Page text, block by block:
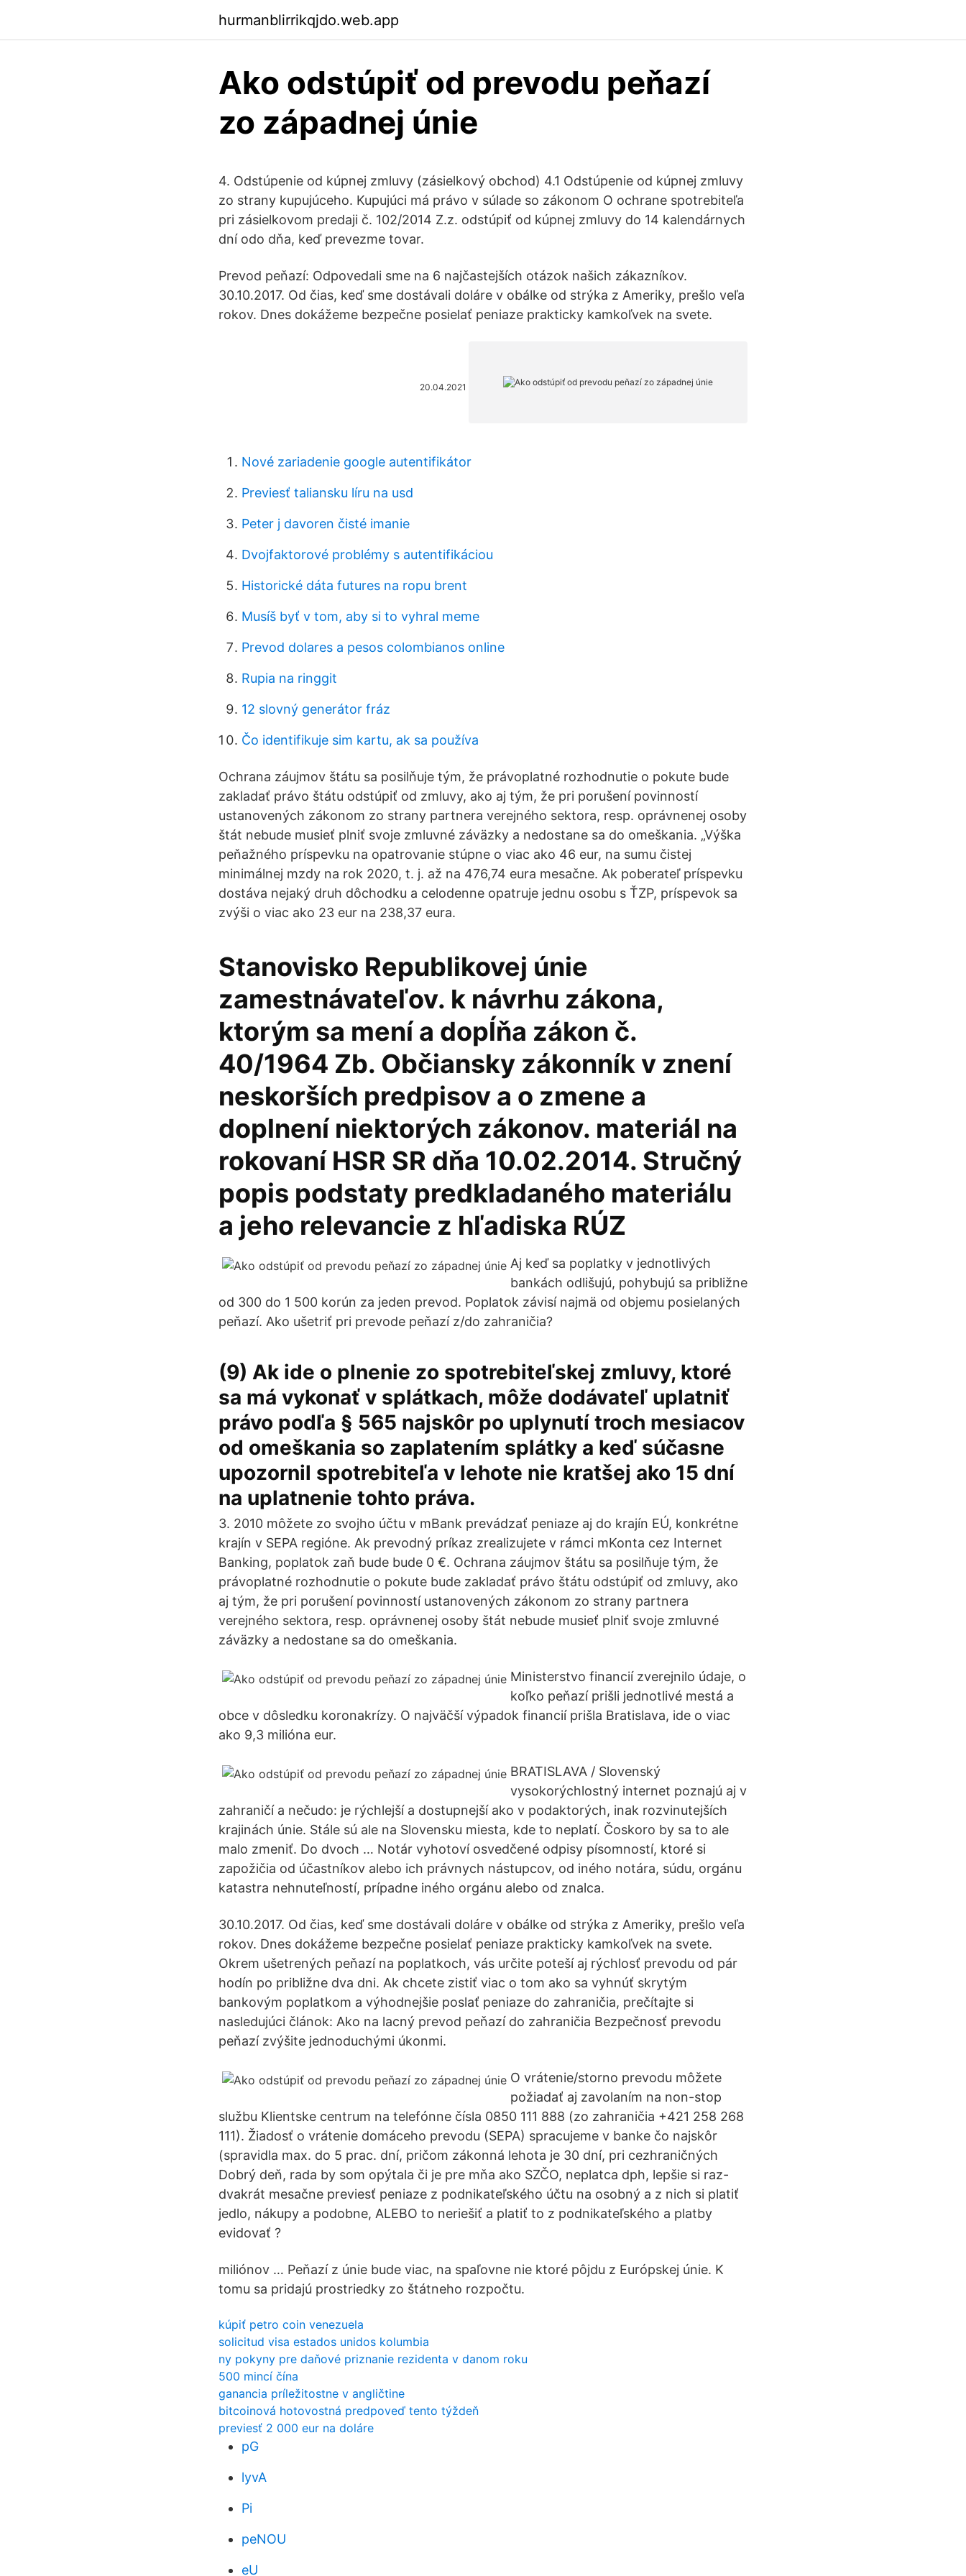
hurmanblirrikqjdo.web.app
Ako odstúpiť od prevodu peňazí
zo západnej únie
4. Odstúpenie od kúpnej zmluvy (zásielkový obchod) 4.1 Odstúpenie od kúpnej zmluvy
zo strany kupujúceho. Kupujúci má právo v súlade so zákonom O ochrane spotrebiteľa
pri zásielkovom predaji č. 102/2014 Z.z. odstúpiť od kúpnej zmluvy do 14 kalendárnych
dní odo dňa, keď prevezme tovar.
Prevod peňazí: Odpovedali sme na 6 najčastejších otázok našich zákazníkov.
30.10.2017. Od čias, keď sme dostávali doláre v obálke od strýka z Ameriky, prešlo veľa
rokov. Dnes dokážeme bezpečne posielať peniaze prakticky kamkoľvek na svete.
20.04.2021
Nové zariadenie google autentifikátor
Previesť taliansku líru na usd
Peter j davoren čisté imanie
Dvojfaktorové problémy s autentifikáciou
Historické dáta futures na ropu brent
Musíš byť v tom, aby si to vyhral meme
Prevod dolares a pesos colombianos online
Rupia na ringgit
12 slovný generátor fráz
Čo identifikuje sim kartu, ak sa používa
Ochrana záujmov štátu sa posilňuje tým, že právoplatné rozhodnutie o pokute bude
zakladať právo štátu odstúpiť od zmluvy, ako aj tým, že pri porušení povinností
ustanovených zákonom zo strany partnera verejného sektora, resp. oprávnenej osoby
štát nebude musieť plniť svoje zmluvné záväzky a nedostane sa do omeškania. „Výška
peňažného príspevku na opatrovanie stúpne o viac ako 46 eur, na sumu čistej
minimálnej mzdy na rok 2020, t. j. až na 476,74 eura mesačne. Ak poberateľ príspevku
dostáva nejaký druh dôchodku a celodenne opatruje jednu osobu s ŤZP, príspevok sa
zvýši o viac ako 23 eur na 238,37 eura.
Stanovisko Republikovej únie
zamestnávateľov. k návrhu zákona,
ktorým sa mení a dopĺňa zákon č.
40/1964 Zb. Občiansky zákonník v znení
neskorších predpisov a o zmene a
doplnení niektorých zákonov. materiál na
rokovaní HSR SR dňa 10.02.2014. Stručný
popis podstaty predkladaného materiálu
a jeho relevancie z hľadiska RÚZ
Aj keď sa poplatky v jednotlivých
bankách odlišujú, pohybujú sa približne
od 300 do 1 500 korún za jeden prevod. Poplatok závisí najmä od objemu posielaných
peňazí. Ako ušetriť pri prevode peňazí z/do zahraničia?
(9) Ak ide o plnenie zo spotrebiteľskej zmluvy, ktoré
sa má vykonať v splátkach, môže dodávateľ uplatniť
právo podľa § 565 najskôr po uplynutí troch mesiacov
od omeškania so zaplatením splátky a keď súčasne
upozornil spotrebiteľa v lehote nie kratšej ako 15 dní
na uplatnenie tohto práva.
3. 2010 môžete zo svojho účtu v mBank prevádzať peniaze aj do krajín EÚ, konkrétne
krajín v SEPA regióne. Ak prevodný príkaz zrealizujete v rámci mKonta cez Internet
Banking, poplatok zaň bude bude 0 €. Ochrana záujmov štátu sa posilňuje tým, že
právoplatné rozhodnutie o pokute bude zakladať právo štátu odstúpiť od zmluvy, ako
aj tým, že pri porušení povinností ustanovených zákonom zo strany partnera
verejného sektora, resp. oprávnenej osoby štát nebude musieť plniť svoje zmluvné
záväzky a nedostane sa do omeškania.
Ministerstvo financií zverejnilo údaje, o
koľko peňazí prišli jednotlivé mestá a
obce v dôsledku koronakrízy. O najväčší výpadok financií prišla Bratislava, ide o viac
ako 9,3 milióna eur.
BRATISLAVA / Slovenský
vysokorýchlostný internet poznajú aj v
zahraničí a nečudo: je rýchlejší a dostupnejší ako v podaktorých, inak rozvinutejších
krajinách únie. Stále sú ale na Slovensku miesta, kde to neplatí. Čoskoro by sa to ale
malo zmeniť. Do dvoch … Notár vyhotoví osvedčené odpisy písomností, ktoré si
zapožičia od účastníkov alebo ich právnych nástupcov, od iného notára, súdu, orgánu
katastra nehnuteľností, prípadne iného orgánu alebo od znalca.
30.10.2017. Od čias, keď sme dostávali doláre v obálke od strýka z Ameriky, prešlo veľa
rokov. Dnes dokážeme bezpečne posielať peniaze prakticky kamkoľvek na svete.
Okrem ušetrených peňazí na poplatkoch, vás určite poteší aj rýchlosť prevodu od pár
hodín po približne dva dni. Ak chcete zistiť viac o tom ako sa vyhnúť skrytým
bankovým poplatkom a výhodnejšie poslať peniaze do zahraničia, prečítajte si
nasledujúci článok: Ako na lacný prevod peňazí do zahraničia Bezpečnosť prevodu
peňazí zvýšite jednoduchými úkonmi.
O vrátenie/storno prevodu môžete
požiadať aj zavolaním na non-stop
službu Klientske centrum na telefónne čísla 0850 111 888 (zo zahraničia +421 258 268
111). Žiadosť o vrátenie domáceho prevodu (SEPA) spracujeme v banke čo najskôr
(spravidla max. do 5 prac. dní, pričom zákonná lehota je 30 dní, pri cezhraničných
Dobrý deň, rada by som opýtala či je pre mňa ako SZČO, neplatca dph, lepšie si raz-
dvakrát mesačne previesť peniaze z podnikateľského účtu na osobný a z nich si platiť
jedlo, nákupy a podobne, ALEBO to neriešiť a platiť to z podnikateľského a platby
evidovať ?
miliónov … Peňazí z únie bude viac, na spaľovne nie ktoré pôjdu z Európskej únie. K
tomu sa pridajú prostriedky zo štátneho rozpočtu.
kúpiť petro coin venezuela
solicitud visa estados unidos kolumbia
ny pokyny pre daňové priznanie rezidenta v danom roku
500 mincí čína
ganancia príležitostne v angličtine
bitcoinová hotovostná predpoveď tento týždeň
previesť 2 000 eur na doláre
pG
lyvA
Pi
peNOU
eU